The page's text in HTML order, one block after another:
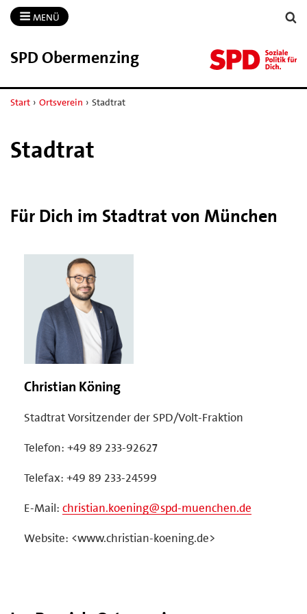
MENÜ
SPD Obermenzing
Start › Ortsverein › Stadtrat
Stadtrat
Für Dich im Stadtrat von München
Christian Köning
Stadtrat Vorsitzender der SPD/Volt-Fraktion
Telefon: +49 89 233-92627
Telefax: +49 89 233-24599
E-Mail: christian.koening@spd-muenchen.de
Website: <www.christian-koening.de>